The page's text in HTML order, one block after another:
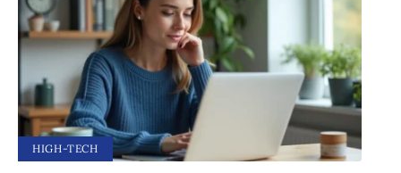
HIGH-TECH